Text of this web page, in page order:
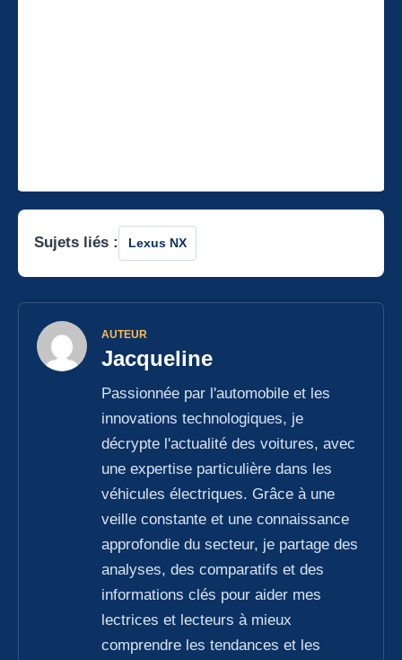
Sujets liés : Lexus NX
AUTEUR
Jacqueline
Passionnée par l'automobile et les
innovations technologiques, je
décrypte l'actualité des voitures, avec
une expertise particulière dans les
véhicules électriques. Grâce à une
veille constante et une connaissance
approfondie du secteur, je partage des
analyses, des comparatifs et des
informations clés pour aider mes
lectrices et lecteurs à mieux
comprendre les tendances et les